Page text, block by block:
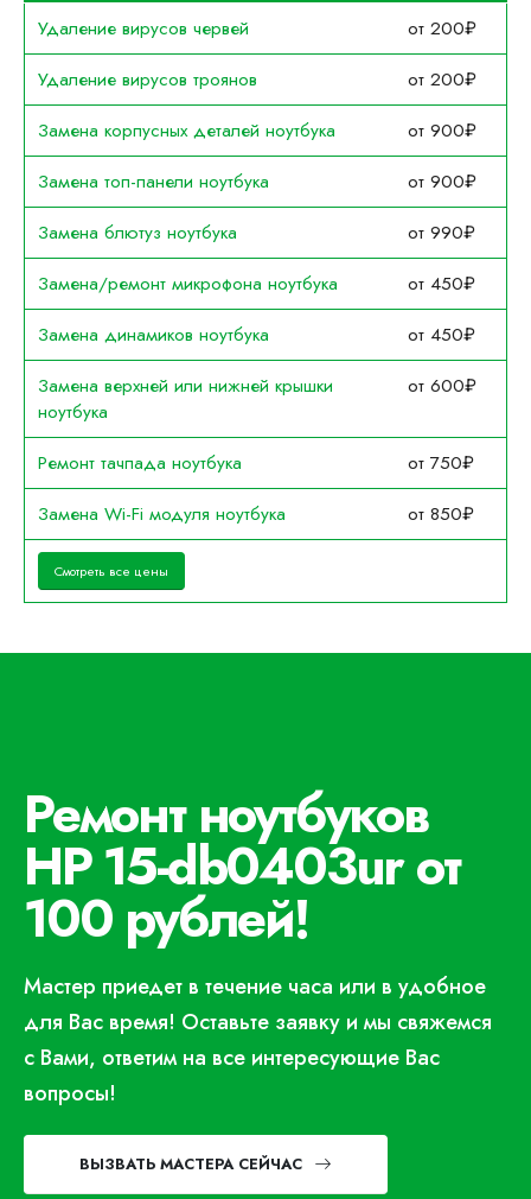
Удаление вирусов червей
от 200₽
Удаление вирусов троянов
от 200₽
Замена корпусных деталей ноутбука
от 900₽
Замена топ-панели ноутбука
от 900₽
Замена блютуз ноутбука
от 990₽
Замена/ремонт микрофона ноутбука
от 450₽
Замена динамиков ноутбука
от 450₽
Замена верхней или нижней крышки
ноутбука
от 600₽
Ремонт тачпада ноутбука
от 750₽
Замена Wi-Fi модуля ноутбука
от 850₽
Смотреть все цены
Ремонт ноутбуков
HP 15-db0403ur от
100 рублей!
Мастер приедет в течение часа или в удобное
для Вас время! Оставьте заявку и мы свяжемся
с Вами, ответим на все интересующие Вас
вопросы!
ВЫЗВАТЬ МАСТЕРА СЕЙЧАС